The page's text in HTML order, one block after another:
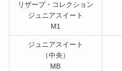
リザーブ・コレクション
ジュニアスイート
M1
ジュニアスイート
（中央）
MB